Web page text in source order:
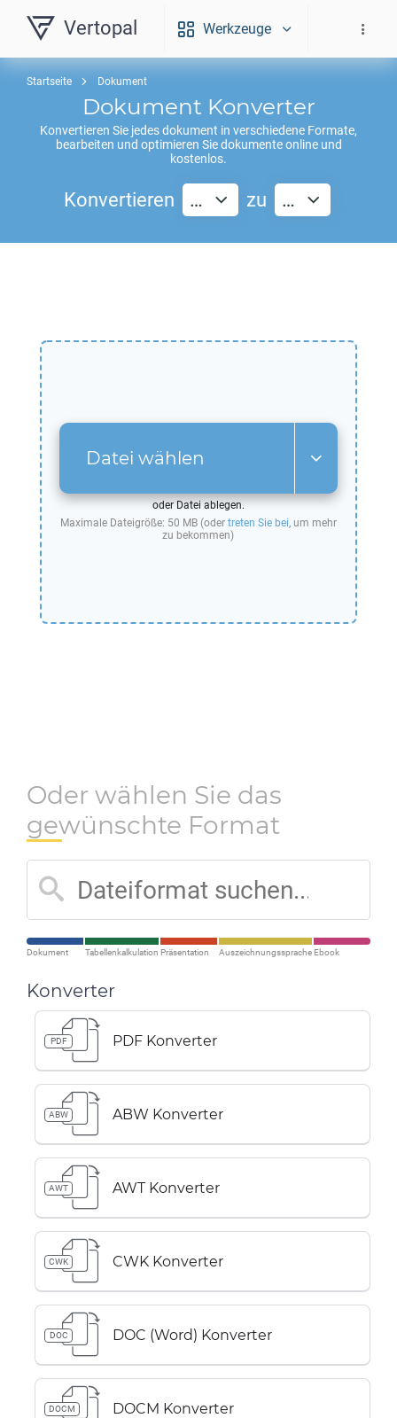
Vertopal Werkzeuge
Startseite Dokument
Dokument Konverter
Konvertieren Sie jedes dokument in verschiedene Formate,
bearbeiten und optimieren Sie dokumente online und
kostenlos.
Konvertieren … zu …
Datei wählen
oder Datei ablegen.
Maximale Dateigröße: 50 MB (oder treten Sie bei, um mehr
zu bekommen)
Oder wählen Sie das
gewünschte Format
Dokument Tabellenkalkulation Präsentation Auszeichnungssprache Ebook
Konverter
PDF PDF Konverter
ABW ABW Konverter
AWT AWT Konverter
CWK CWK Konverter
DOC DOC (Word) Konverter
DOCM DOCM Konverter